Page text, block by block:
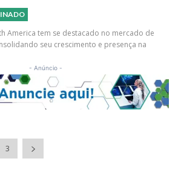
America tem se destacado no mercado de
seu crescimento e presença na
- Anúncio -
3